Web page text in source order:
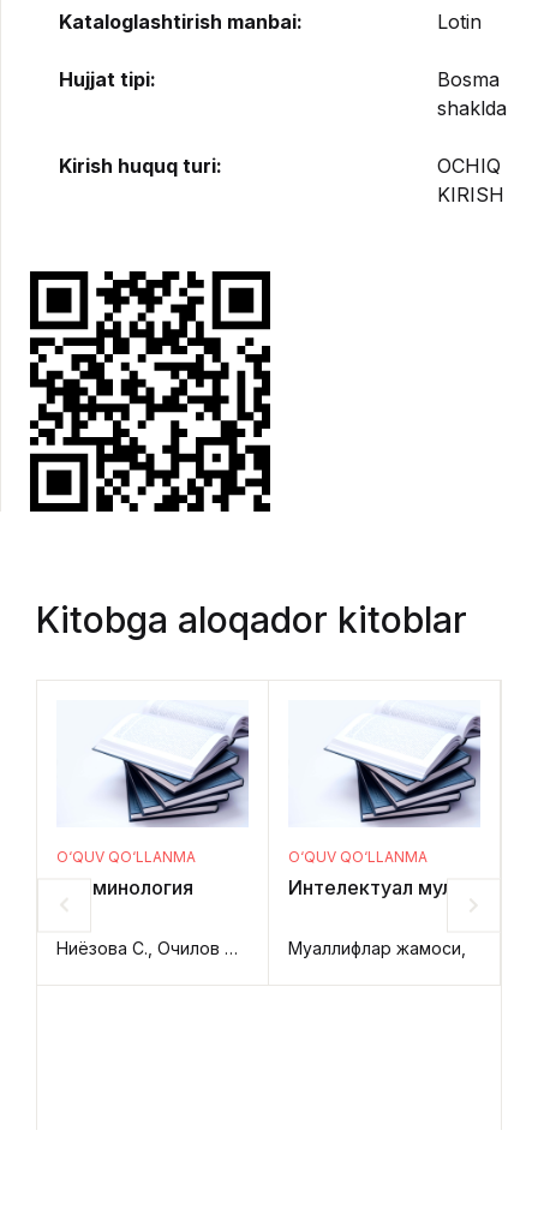
Kataloglashtirish manbai: Lotin
Hujjat tipi:
Bosma
shaklda
Kirish huquq turi:
OCHIQ
KIRISH
Kitobga aloqador kitoblar
O‘QUV QO‘LLANMA
Криминология
Ниёзова С., Очилов Х., Алланова А.,
O‘QUV QO‘LLANMA
Интелектуал мулк
Муаллифлар жамоси,